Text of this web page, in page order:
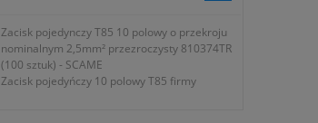
Zacisk pojedynczy T85 10 polowy o przekroju
nominalnym 2,5mm² przezroczysty 810374TR
(100 sztuk) - SCAME
Zacisk pojedyńczy 10 polowy T85 firmy